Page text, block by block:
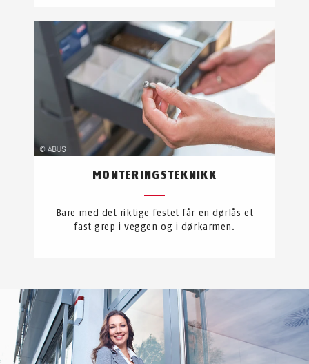
MONTERINGSTEKNIKK
Bare med det riktige festet får en dørlås et
fast grep i veggen og i dørkarmen.